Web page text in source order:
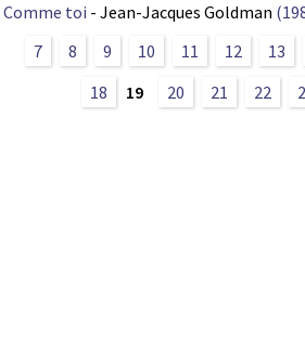
Comme toi - Jean-Jacques Goldman
7
8 9 10 11 12 13
18
19 20 21 22